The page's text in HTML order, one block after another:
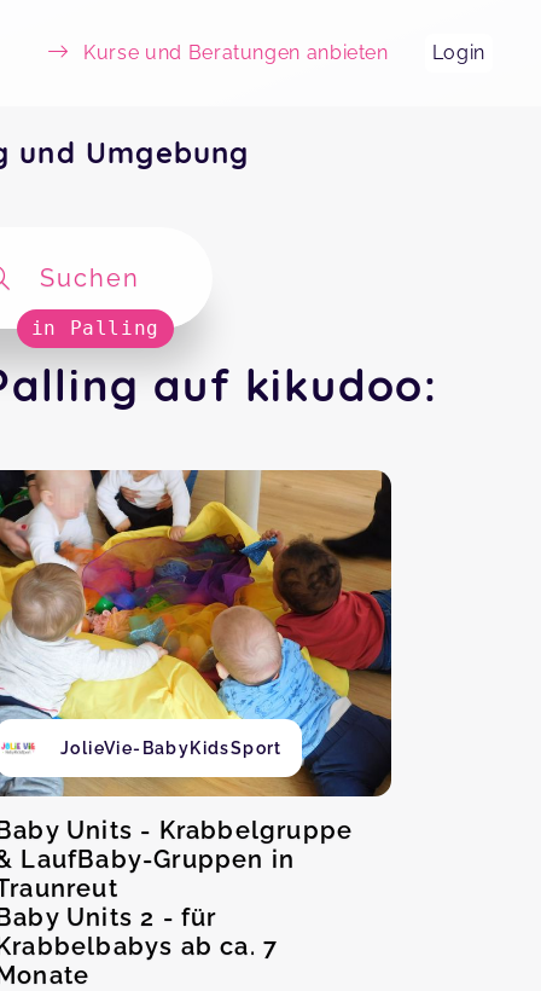
Kurse und Beratungen anbieten Login
und Umgebung
Suchen
in Palling
auf kikudoo:
JolieVie-BabyKidsSport
Units - Krabbelgruppe
LaufBaby-Gruppen in
Units 2 - für
ab ca. 7